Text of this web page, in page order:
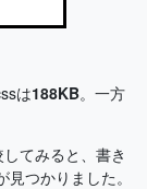
は188KB。一方
てみると、書き
つかりました。